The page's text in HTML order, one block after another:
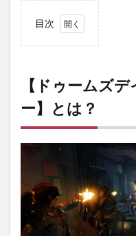
目次
ムズ
デ
イ：
ラス
トサ
バイ
ー】
は？
【ド
【ドゥームズ
ー】とは？